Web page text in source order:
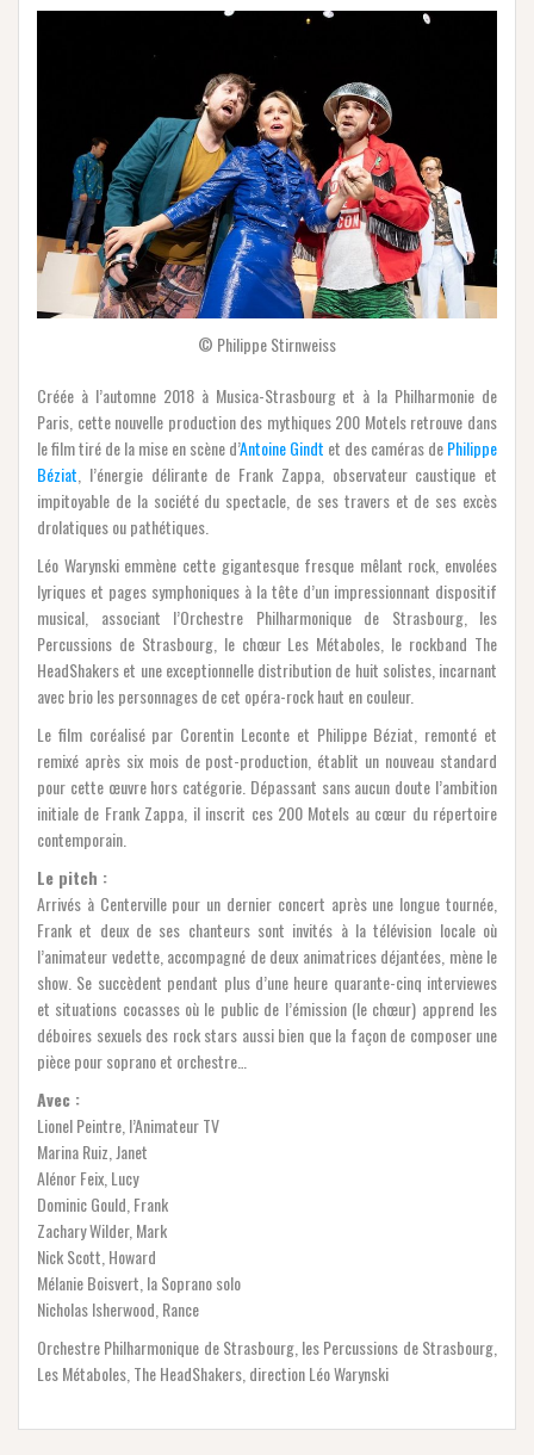
© Philippe Stirnweiss
Créée à l’automne 2018 à Musica-Strasbourg et à la Philharmonie de
Paris, cette nouvelle production des mythiques 200 Motels retrouve dans
le film tiré de la mise en scène d’Antoine Gindt et des caméras dePhilippe
Béziat, l’énergie délirante de Frank Zappa, observateur caustique et
impitoyable de la société du spectacle, de ses travers et de ses excès
drolatiques ou pathétiques.
Léo Warynski emmène cette gigantesque fresque mêlant rock, envolées
lyriques et pages symphoniques à la tête d’un impressionnant dispositif
musical, associant l’Orchestre Philharmonique de Strasbourg, les
Percussions de Strasbourg, le chœur Les Métaboles, le rockband The
HeadShakers et une exceptionnelle distribution de huit solistes, incarnant
avec brio les personnages de cet opéra-rock haut en couleur.
Le film coréalisé par Corentin Leconte et Philippe Béziat, remonté et
remixé après six mois de post-production, établit un nouveau standard
pour cette œuvre hors catégorie. Dépassant sans aucun doute l’ambition
initiale de Frank Zappa, il inscrit ces 200 Motels au cœur du répertoire
contemporain.
Le pitch :
Arrivés à Centerville pour un dernier concert après une longue tournée,
Frank et deux de ses chanteurs sont invités à la télévision locale où
l’animateur vedette, accompagné de deux animatrices déjantées, mène le
show. Se succèdent pendant plus d’une heure quarante-cinq interviewes
et situations cocasses où le public de l’émission (le chœur) apprend les
déboires sexuels des rock stars aussi bien que la façon de composer une
pièce pour soprano et orchestre…
Avec :
Lionel Peintre, l’Animateur TV
Marina Ruiz, Janet
Alénor Feix, Lucy
Dominic Gould, Frank
Zachary Wilder, Mark
Nick Scott, Howard
Mélanie Boisvert, la Soprano solo
Nicholas Isherwood, Rance
Orchestre Philharmonique de Strasbourg, les Percussions de Strasbourg,
Les Métaboles, The HeadShakers, direction Léo Warynski